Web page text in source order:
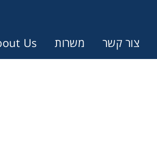
צור קשר משרות Us
Contact form not